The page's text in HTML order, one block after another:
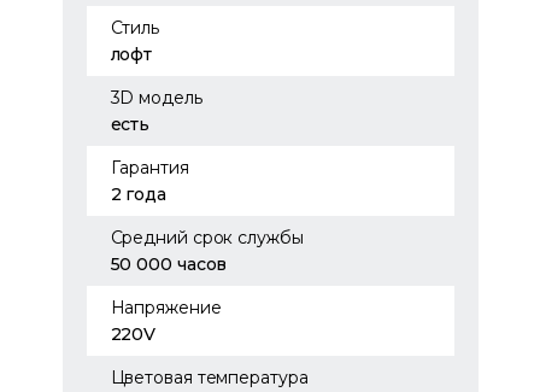
Стиль
лофт
3D модель
есть
Гарантия
2 года
Средний срок службы
50 000 часов
Напряжение
220V
Цветовая температура